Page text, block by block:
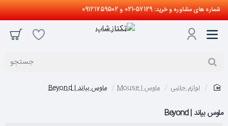
شماره های مشاوره و خرید: 57129-021 و 09121759502
جستجو
لوازم جانبی ماوس | Mouse ماوس بیاند | Beyond
ماوس بیاند | Beyond